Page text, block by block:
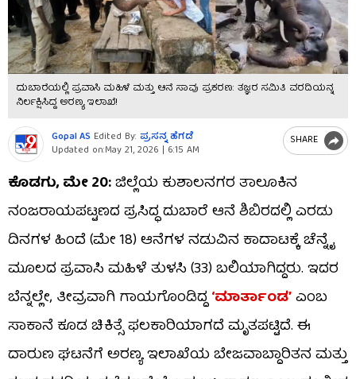
ದುಬಾರೆಯಲ್ಲಿ ಪ್ರವಾಸಿ ಮಹಿಳೆ ಮತ್ತು ಆನೆ ಸಾವು ಪ್ರಕರಣ: ತಜ್ಞರ ಸಮಿತಿ ವರದಿಯನ್ನ
ನಿರ್ಲಕ್ಷಿಸಿದ್ದ ಅರಣ್ಯ ಇಲಾಖೆ!
Gopal AS Edited By: ಪ್ರಸನ್ನ ಹೆಗಡೆ
Updated on:May 21, 2026 | 6:15 AM
SHARE
ಕೊಡಗು, ಮೇ 20:ಜಿಲ್ಲೆಯ ಕುಶಾಲನಗರ ತಾಲೂಕಿನ
ನಂಜರಾಯಪಟ್ಟಣದ ಪ್ರಸಿದ್ಧ ದುಬಾರೆ ಆನೆ ಶಿಬಿರದಲ್ಲಿ ಎರಡು
ದಿನಗಳ ಹಿಂದೆ (ಮೇ 18) ಆನೆಗಳ ನಡುವಿನ ಕಾದಾಟಕ್ಕೆ ಚೆನ್ನೈ
ಮೂಲದ ಪ್ರವಾಸಿ ಮಹಿಳೆ ತುಳಸಿ (33) ಬಲಿಯಾಗಿದ್ದರು. ಇದರ
ಬೆನ್ನಲ್ಲೇ, ತೀವ್ರವಾಗಿ ಗಾಯಗೊಂಡಿದ್ದ‘ಮಾರ್ತಾಂಡ’ಎಂಬ
ಸಾಕಾನೆ ಕೂಡ ಚಿಕಿತ್ಸೆ ಫಲಕಾರಿಯಾಗದೆ ಮೃತಪಟ್ಟಿದೆ. ಈ
ದಾರುಣ ಘಟನೆಗೆ ಅರಣ್ಯ ಇಲಾಖೆಯ ಬೇಜವಾಬ್ದಾರಿತನ ಮತ್ತು